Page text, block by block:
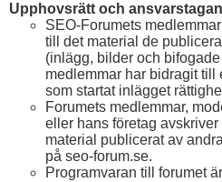
Upphovsrätt och
SEO-Forumets
till det material de
(inlägg, bilder och
medlemmar har bidragit
som startat inlägget
Forumets medlemmar,
eller hans företag
material publicerat av
på seo-forum.se.
Programvaran till forumet